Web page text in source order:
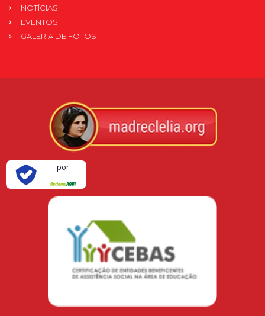
NOTÍCIAS
EVENTOS
GALERIA DE FOTOS
por